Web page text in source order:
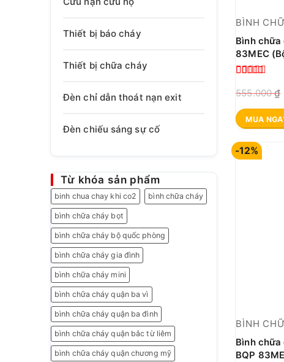
Thiết bị báo cháy
Thiết bị chữa cháy
Đèn chỉ dẫn thoát nạn exit
Đèn chiếu sáng sự cố
Từ khóa sản phẩm
binh chua chay khi co2 bình chữa cháy
bình chữa cháy bọt
bình chữa cháy bộ quốc phòng
bình chữa cháy gia đình
bình chữa cháy mini
bình chữa cháy quận ba vì
bình chữa cháy quận ba đình
bình chữa cháy quận bắc từ liêm
bình chữa cháy quận chương mỹ
BÌNH
Bình chữa
83MEC
5 sao
555.000₫
MUA
-12%
BÌNH
Bình chữa
BQP